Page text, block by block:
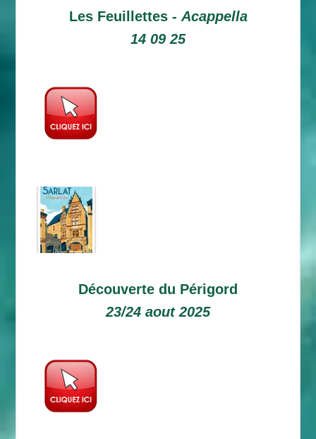
Les Feuillettes -Acappella
14 09 25
Découverte du Périgord
23/24 aout 2025